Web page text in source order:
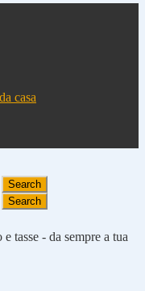
casa
tasse - da sempre a tua